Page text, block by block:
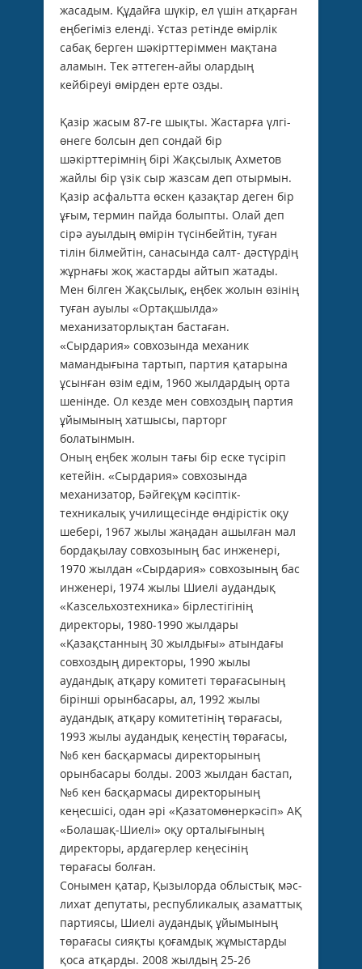
жасадым. Құдайға шүкір, ел үшін атқарған
еңбегіміз еленді. Ұстаз ретінде өмірлік
сабақ берген шәкірттеріммен мақтана
аламын. Тек әттеген-айы олардың
кейбіреуі өмірден ерте озды.
Қазір жасым 87-ге шықты. Жастарға үлгі-
өнеге болсын деп сондай бір
шәкірттерімнің бірі Жақсылық Ахметов
жайлы бір үзік сыр жазсам деп отырмын.
Қазір асфальтта өскен қазақтар деген бір
ұғым, термин пайда болыпты. Олай деп
сірә ауылдың өмірін түсінбейтін, туған
тілін білмейтін, санасында салт- дәстүрдің
жұрнағы жоқ жастарды айтып жатады.
Мен білген Жақсылық, еңбек жолын өзінің
туған ауылы «Ортақшылда»
механизаторлықтан бастаған.
«Сырдария» совхозында механик
мамандығына тартып, партия қатарына
ұсынған өзім едім, 1960 жылдардың орта
шенінде. Ол кезде мен совхоздың партия
ұйымының хатшысы, парторг
болатынмын.
Оның еңбек жолын тағы бір еске түсіріп
кетейін. «Сырдария» совхозында
механизатор, Бәйгеқұм кәсіптік-
техникалық училищесінде өндірістік оқу
шебері, 1967 жылы жаңадан ашылған мал
бордақылау совхозының бас инженері,
1970 жылдан «Сырдария» совхозының бас
инженері, 1974 жылы Шиелі аудандық
«Казсельхозтехника» бірлестігінің
директоры, 1980-1990 жылдары
«Қазақстанның 30 жылдығы» атындағы
совхоздың директоры, 1990 жылы
аудандық атқару комитеті төрағасының
бірінші орынбасары, ал, 1992 жылы
аудандық атқару комитетінің төрағасы,
1993 жылы аудандық кеңестің төрағасы,
№6 кен басқармасы директорының
орынбасары болды. 2003 жылдан бастап,
№6 кен басқармасы директоры­ның
кеңесшісі, одан әрі «Қазатомөнеркәсіп» АҚ
«Болашақ-Шиелі» оқу орталығының
директоры, ардагерлер кеңесінің
төрағасы болған.
Сонымен қатар, Қызылорда облыстық мәс­
лихат депутаты, республикалық аза­мат­тық
партиясы, Шиелі аудандық ұйы­мының
төрағасы сияқты қоғамдық жұмыстарды
қоса атқарды. 2008 жылдың 25-26